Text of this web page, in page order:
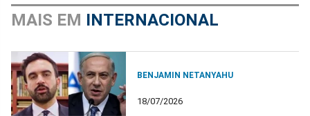
MAIS EM INTERNACIONAL
BENJAMIN NETANYAHU
18/07/2026